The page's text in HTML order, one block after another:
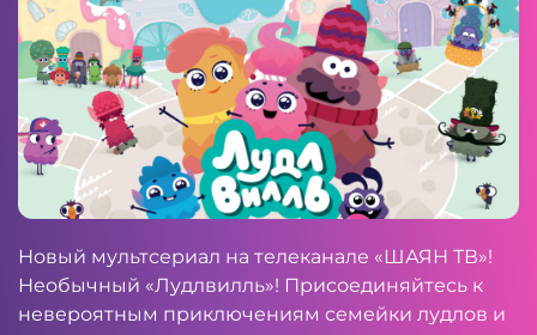
Новый мультсериал на телеканале «ШАЯН ТВ»!
Необычный «Лудлвилль»! Присоединяйтесь к
невероятным приключениям семейки лудлов и